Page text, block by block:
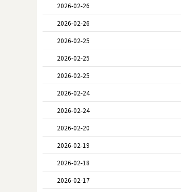
2026-02-26
2026-02-26
2026-02-25
2026-02-25
2026-02-25
2026-02-24
2026-02-24
2026-02-20
2026-02-19
2026-02-18
2026-02-17